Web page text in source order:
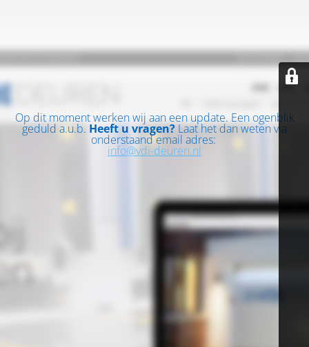
Op dit moment werken wij aan een update. Een ogenblik
geduld a.u.b. Heeft u vragen? Laat het dan weten via
onderstaand email adres:
info@vdi-deuren.nl